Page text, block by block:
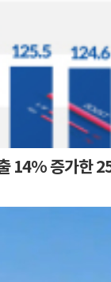
14% 증가한